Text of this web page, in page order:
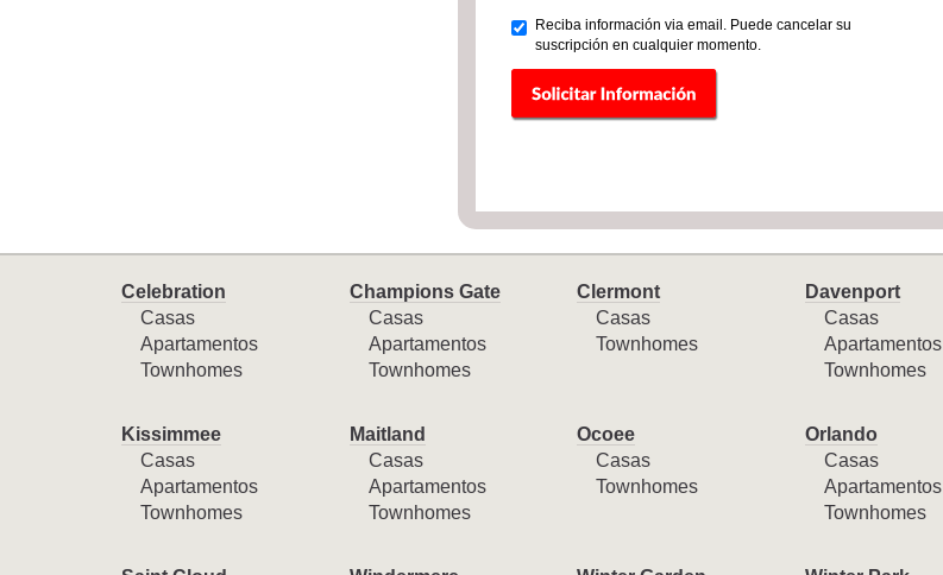
Reciba información via email. Puede cancelar su
suscripción en cualquier momento.
Celebration
Casas
Apartamentos
Townhomes
Champions Gate
Casas
Apartamentos
Townhomes
Clermont
Casas
Townhomes
Davenport
Casas
Apartamentos
Townhomes
Kissimmee
Casas
Apartamentos
Townhomes
Maitland
Casas
Apartamentos
Townhomes
Ocoee
Casas
Townhomes
Orlando
Casas
Apartamentos
Townhomes